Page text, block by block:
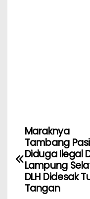
Maraknya
Tambang
Diduga Ilegal
Lampung
DLH Didesak
Tangan